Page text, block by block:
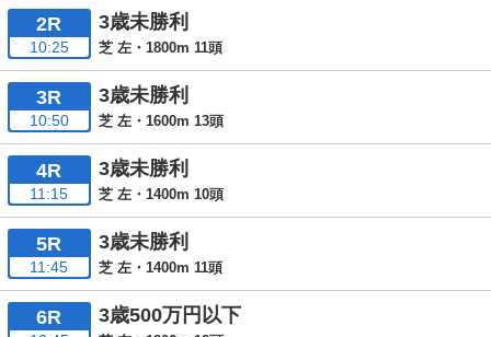
2R
10:25
3歳未勝利
芝 左・1800m 11頭
3R
10:50
3歳未勝利
芝 左・1600m 13頭
4R
11:15
3歳未勝利
芝 左・1400m 10頭
5R
11:45
3歳未勝利
芝 左・1400m 11頭
6R 3歳500万円以下